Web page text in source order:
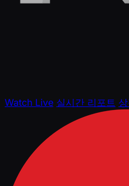
Watch Live 실시간 리포트